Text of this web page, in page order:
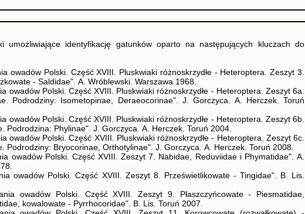
umożliwiające identyfikację gatunków oparto na następujących kluczach do
owadów Polski. Część XVIII. Pluskwiaki różnoskrzydłe - Heteroptera. Zeszyt 3.
- Saldidae". A. Wróblewski. Warszawa 1968.
owadów Polski. Część XVIII. Pluskwiaki różnoskrzydłe - Heteroptera. Zeszyt 6a.
Podrodziny: Isometopinae, Deraeocorinae". J. Gorczyca. A. Herczek. Toruń
owadów Polski. Część XVIII. Pluskwiaki różnoskrzydłe - Heteroptera. Zeszyt 6b.
Podrodzina: Phylinae". J. Gorczyca. A. Herczek. Toruń 2004.
owadów Polski. Część XVIII. Pluskwiaki różnoskrzydłe - Heteroptera. Zeszyt 6c.
Podrodziny: Bryocorinae, Orthotylinae". J. Gorczyca. A. Herczek. Toruń 2008.
owadów Polski. Część XVIII. Zeszyt 7. Nabidae, Reduviidae i Phymatidae". A.
owadów Polski. Część XVIII. Zeszyt 8. Prześwietlikowate - Tingidae". B. Lis.
owadów Polski. Część XVIII. Zeszyt 9. Płaszczyńcowate - Piesmatidae,
kowalowate - Pyrrhocoridae". B. Lis. Toruń 2007.